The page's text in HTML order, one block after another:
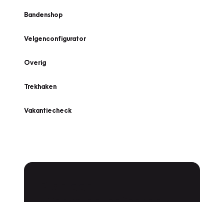
Bandenshop
Velgenconfigurator
Overig
Trekhaken
Vakantiecheck